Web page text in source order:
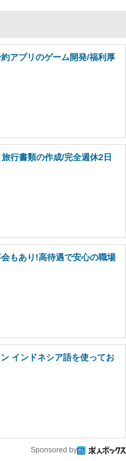
アプリのゲーム開発/福利厚
行書類の作成/完全週休2日
もあり!高待遇で安心の職場
インドネシア語を使ってお
Sponsored by